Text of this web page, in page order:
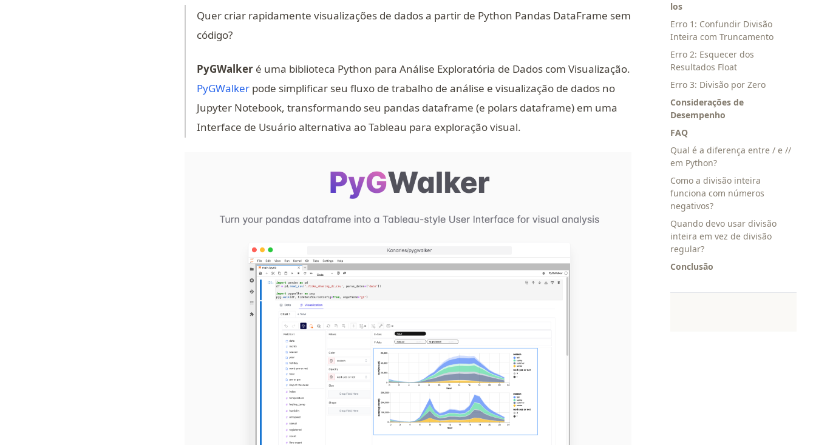
los
Erro 1: Confundir Divisão
Inteira com Truncamento
Erro 2: Esquecer dos
Resultados Float
Erro 3: Divisão por Zero
Considerações de
Desempenho
FAQ
Qual é a diferença entre / e //
em Python?
Como a divisão inteira
funciona com números
negativos?
Quando devo usar divisão
inteira em vez de divisão
regular?
Conclusão
Quer criar rapidamente visualizações de dados a partir de Python Pandas DataFrame sem
código?
PyGWalkeré uma biblioteca Python para Análise Exploratória de Dados com Visualização.
PyGWalker(opens in a new tab)
pode simplificar seu fluxo de trabalho de análise e visualização de dados no
Jupyter Notebook, transformando seu pandas dataframe (e polars dataframe) em uma
Interface de Usuário alternativa ao Tableau para exploração visual.
(opens in a new tab)